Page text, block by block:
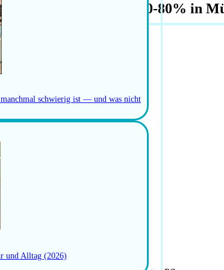
manchmal schwierig ist — und was nicht
und Alltag (2026)
Ambulante Pflege 50-80% in